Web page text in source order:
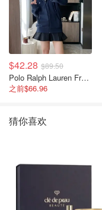
$42.28 $89.50
Polo Ralph Lauren French Terry 女童连帽卫衣 7-16码
之前$66.96
猜你喜欢